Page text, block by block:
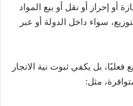
أو إحراز أو نقل أو بيع المواد
سواء داخل الدولة أو عبر
فعليًا، بل يكفي ثبوت نية الاتجار
مثل: